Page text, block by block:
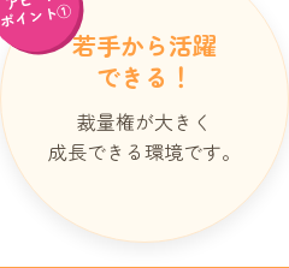
ポイント①
若手から活躍
できる！
裁量権が大きく
成長できる環境です。